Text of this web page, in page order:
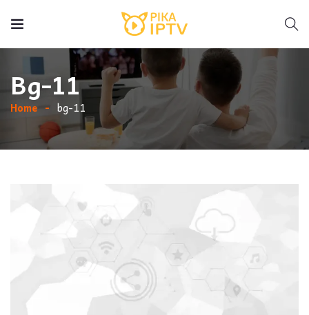
Bg-11
Home bg-11